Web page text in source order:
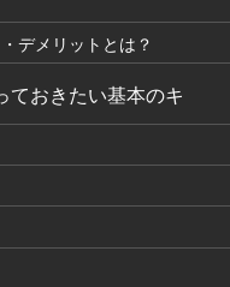
デメリットとは？
ておきたい基本のキ